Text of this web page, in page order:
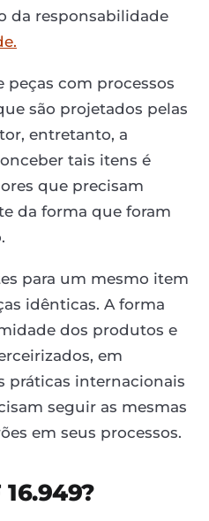
da responsabilidade
com processos
são projetados pelas
entretanto, a
tais itens é
que precisam
da forma que foram
para um mesmo item
idênticas. A forma
dos produtos e
em
práticas internacionais
seguir as mesmas
em seus processos.